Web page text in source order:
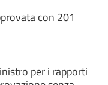
con 201
per i rapporti